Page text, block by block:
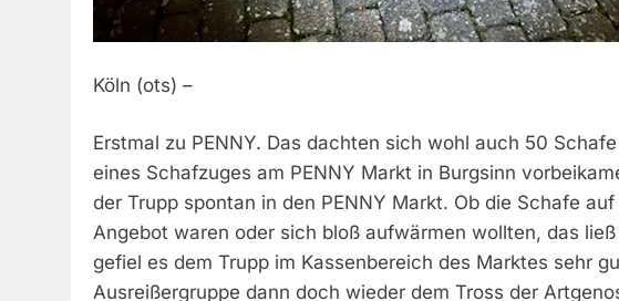
Köln (ots) –
Erstmal zu PENNY. Das dachten sich wohl auch 50
eines Schafzuges am PENNY Markt in Burgsinn
der Trupp spontan in den PENNY Markt. Ob die Schafe
Angebot waren oder sich bloß aufwärmen wollten, das
gefiel es dem Trupp im Kassenbereich des Marktes sehr
Ausreißergruppe dann doch wieder dem Tross der